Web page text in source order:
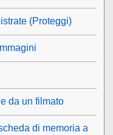
(Proteggi)
da un filmato
di memoria a